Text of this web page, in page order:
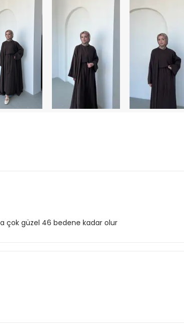
çok güzel 46 bedene kadar olur